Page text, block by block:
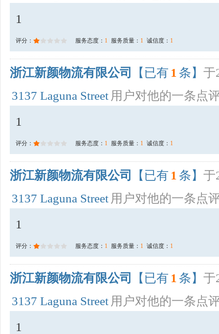
1
评分： 服务态度： 1 服务质量： 1 诚信度： 1
浙江新颜物流有限公司 【已有 1 条】 于
3137 Laguna Street 用户对他的一条点
1
评分： 服务态度： 1 服务质量： 1 诚信度： 1
浙江新颜物流有限公司 【已有 1 条】 于
3137 Laguna Street 用户对他的一条点
1
评分： 服务态度： 1 服务质量： 1 诚信度： 1
浙江新颜物流有限公司 【已有 1 条】 于
3137 Laguna Street 用户对他的一条点
1